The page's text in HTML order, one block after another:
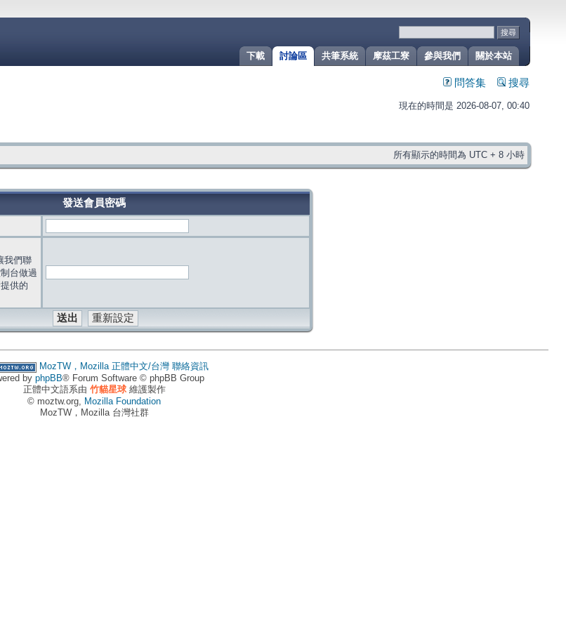
關於本站
參與我們
摩茲工寮
共筆系統
討論區
下載
問答集 搜尋
現在的時間是 2026-08-07, 00:40
所有顯示的時間為 UTC + 8 小時
發送會員密碼
我們聯
台做過
供的
MozTW，Mozilla 正體中文/台灣 聯絡資訊
by phpBB® Forum Software © phpBB Group
正體中文語系由 竹貓星球維護製作
© moztw.org, Mozilla Foundation
MozTW，Mozilla 台灣社群